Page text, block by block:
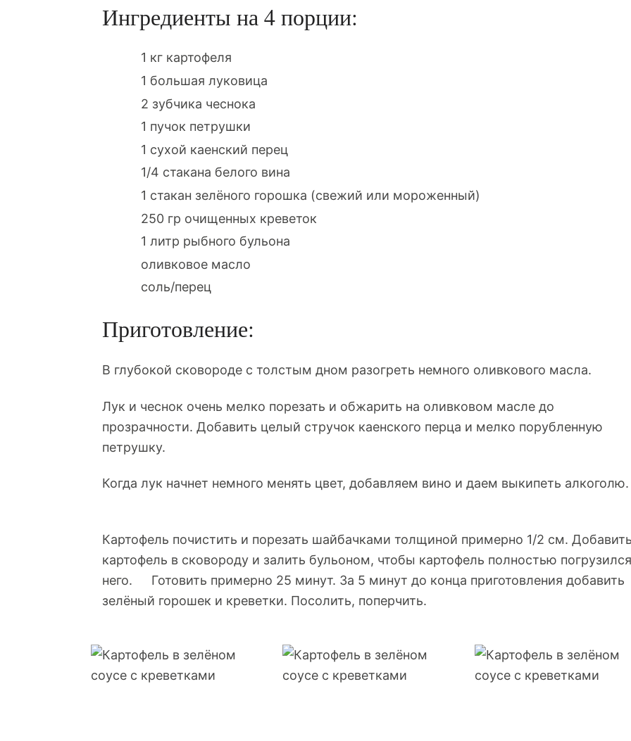
Ингредиенты на 4 порции:
1 кг картофеля
1 большая луковица
2 зубчика чеснока
1 пучок петрушки
1 сухой каенский перец
1/4 стакана белого вина
1 стакан зелёного горошка (свежий или мороженный)
250 гр очищенных креветок
1 литр рыбного бульона
оливковое масло
соль/перец
Приготовление:
В глубокой сковороде с толстым дном разогреть немного оливкового масла.
Лук и чеснок очень мелко порезать и обжарить на оливковом масле до
прозрачности. Добавить целый стручок каенского перца и мелко порубленную
петрушку.
Когда лук начнет немного менять цвет, добавляем вино и даем выкипеть
Картофель почистить и порезать шайбачками толщиной примерно 1/2 см.
картофель в сковороду и залить бульоном, чтобы картофель полностью
него. Готовить примерно 25 минут. За 5 минут до конца приготовления добавить
зелёный горошек и креветки. Посолить, поперчить.